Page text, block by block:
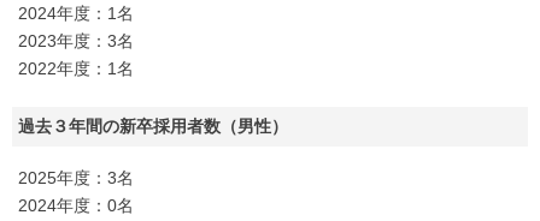
2024年度：1名
2023年度：3名
2022年度：1名
過去３年間の新卒採用者数（男性）
2025年度：3名
2024年度：0名